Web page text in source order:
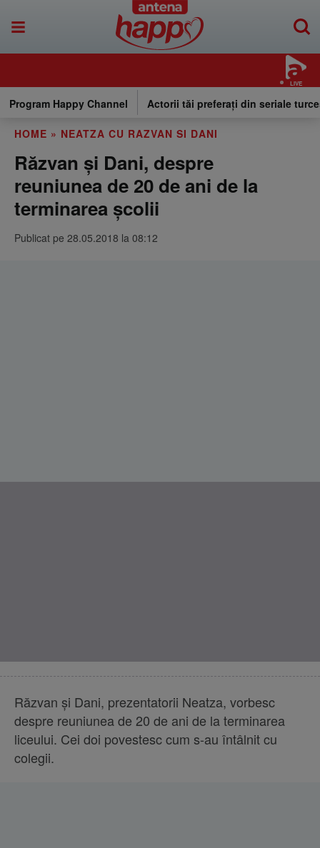
LIVE
Program Happy Channel Actorii tăi preferați din seriale
HOME » NEATZA CU RAZVAN SI DANI
Răzvan și Dani, despre
reuniunea de 20 de ani de la
terminarea școlii
Publicat pe 28.05.2018 la 08:12
Răzvan și Dani, prezentatorii Neatza, vorbesc
despre reuniunea de 20 de ani de la terminarea
liceului. Cei doi povestesc cum s-au întâlnit cu
colegii.